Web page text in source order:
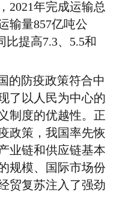
2021年完成运输总
输量857亿吨公
比提高7.3、5.5和
的防疫政策符合中
了以人民为中心的
制度的优越性。正
政策，我国率先恢
业链和供应链基本
规模、国际市场份
贸复苏注入了强劲